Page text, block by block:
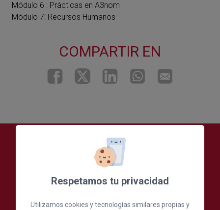
Módulo 6 : Prácticas en A3nom
Módulo 7: Recursos Humanos
COMPARTIR EN
Respetamos tu privacidad
Utilizamos cookies y tecnologías similares propias y